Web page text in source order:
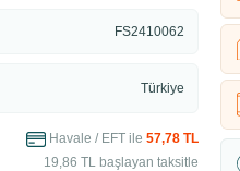
FS2410062
Türkiye
Havale / EFT ile 57,78 TL
19,86 TL başlayan taksitle